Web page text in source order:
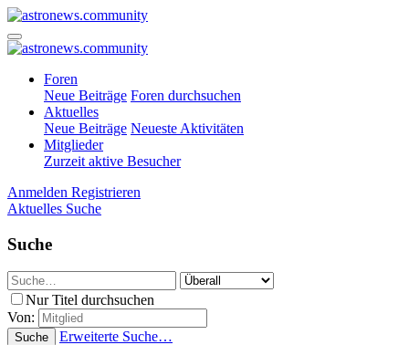
Foren
Neue Beiträge Foren durchsuchen
Aktuelles
Neue Beiträge Neueste Aktivitäten
Mitglieder
Zurzeit aktive Besucher
Anmelden Registrieren
Aktuelles Suche
Suche
Nur Titel durchsuchen
Von:
Suche Erweiterte Suche…